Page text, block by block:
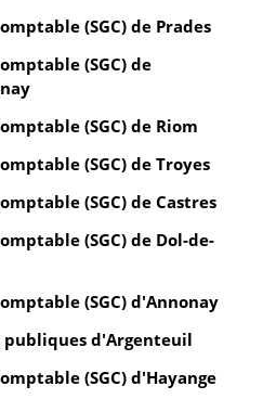
(SGC) de Prades
(SGC) de
(SGC) de Riom
(SGC) de Troyes
(SGC) de Castres
(SGC) de Dol-de-
(SGC) d'Annonay
publiques d'Argenteuil
(SGC) d'Hayange